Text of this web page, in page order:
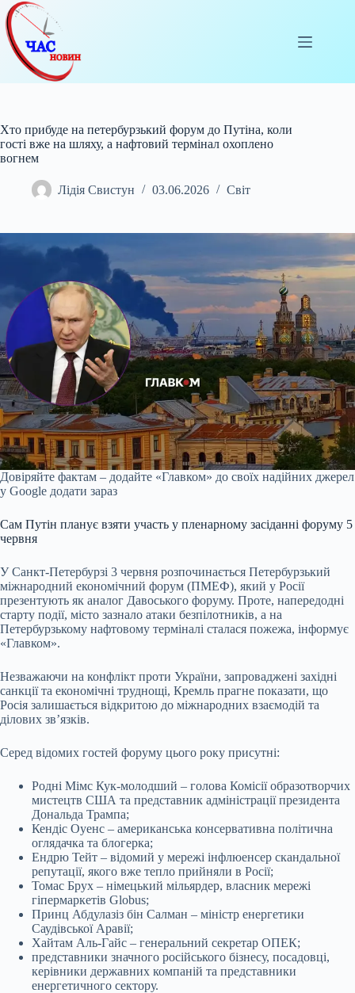
Перейти
до
вмісту
Хто прибуде на петербурзький форум до Путіна, коли
гості вже на шляху, а нафтовий термінал охоплено
вогнем
Лідія Свистун 03.06.2026 Світ
Довіряйте фактам – додайте «Главком» до своїх надійних джерел
у Google додати зараз
Сам Путін планує взяти участь у пленарному засіданні форуму 5
червня
У Санкт-Петербурзі 3 червня розпочинається Петербурзький
міжнародний економічний форум (ПМЕФ), який у Росії
презентують як аналог Давоського форуму. Проте, напередодні
старту події, місто зазнало атаки безпілотників, а на
Петербурзькому нафтовому терміналі сталася пожежа, інформує
«Главком».
Незважаючи на конфлікт проти України, запроваджені західні
санкції та економічні труднощі, Кремль прагне показати, що
Росія залишається відкритою до міжнародних взаємодій та
ділових зв’язків.
Серед відомих гостей форуму цього року присутні:
Родні Мімс Кук-молодший – голова Комісії образотворчих
мистецтв США та представник адміністрації президента
Дональда Трампа;
Кендіс Оуенс – американська консервативна політична
оглядачка та блогерка;
Ендрю Тейт – відомий у мережі інфлюенсер скандальної
репутації, якого вже тепло прийняли в Росії;
Томас Брух – німецький мільярдер, власник мережі
гіпермаркетів Globus;
Принц Абдулазіз бін Салман – міністр енергетики
Саудівської Аравії;
Хайтам Аль-Гайс – генеральний секретар ОПЕК;
представники значного російського бізнесу, посадовці,
керівники державних компаній та представники
енергетичного сектору.